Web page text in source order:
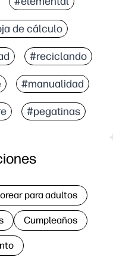
de cálculo
#reciclando
#manualidad
#pegatinas
para adultos
Cumpleaños